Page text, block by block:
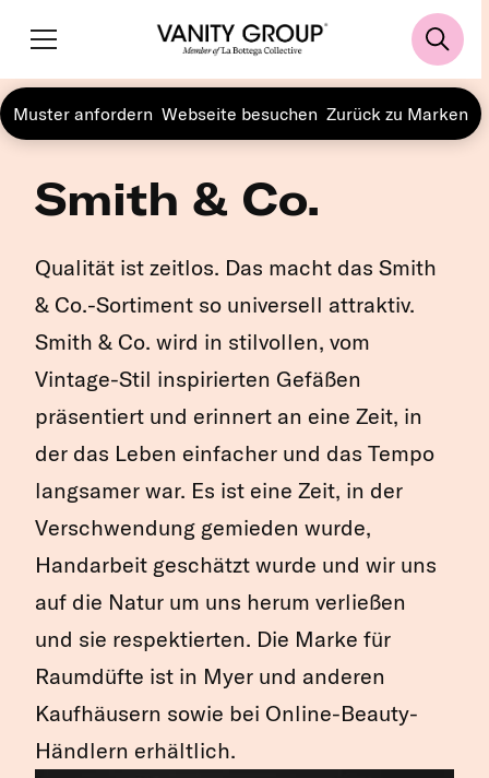
Muster anfordern Webseite besuchen Zurück zu Marken
Smith & Co.
Qualität ist zeitlos. Das macht das Smith
& Co.-Sortiment so universell attraktiv.
Smith & Co. wird in stilvollen, vom
Vintage-Stil inspirierten Gefäßen
präsentiert und erinnert an eine Zeit, in
der das Leben einfacher und das Tempo
langsamer war. Es ist eine Zeit, in der
Verschwendung gemieden wurde,
Handarbeit geschätzt wurde und wir uns
auf die Natur um uns herum verließen
und sie respektierten. Die Marke für
Raumdüfte ist in Myer und anderen
Kaufhäusern sowie bei Online-Beauty-
Händlern erhältlich.